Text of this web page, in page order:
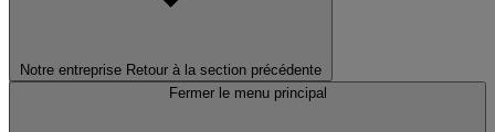
Notre entreprise Retour à la section précédente
Fermer le menu principal